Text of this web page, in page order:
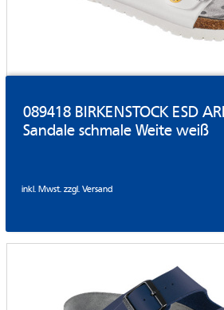
089418 BIRKENSTOCK ESD
Sandale schmale Weite weiß
inkl. Mwst. zzgl.Versand